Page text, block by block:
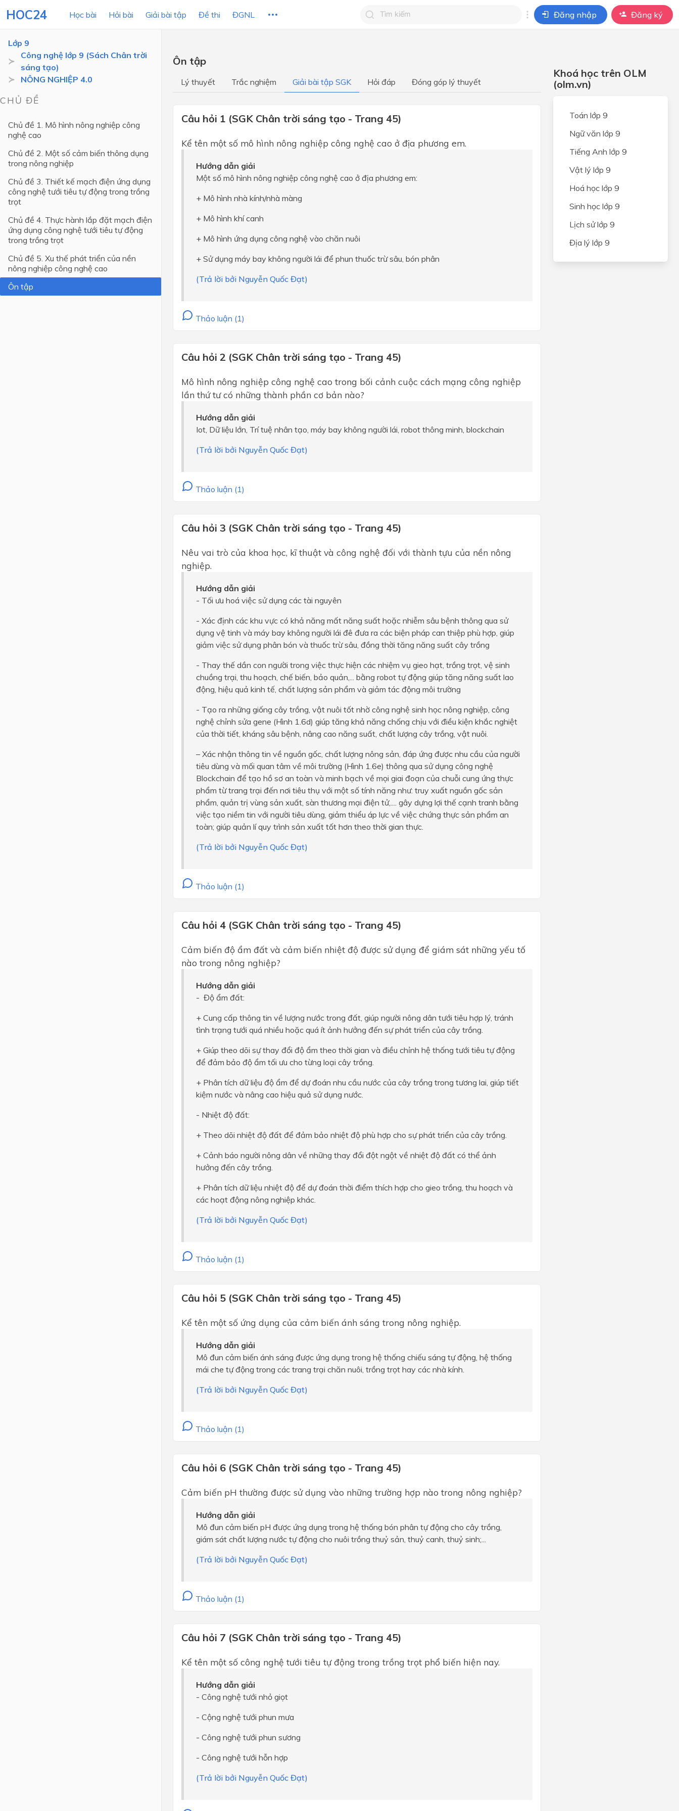
HOC24 Học bài Hỏi bài Giải bài tập Đề thi ĐGNL Đăng nhập Đăng ký
LỚP HỌC
Lớp 9
Lớp 7
Lớp 5
Lớp 4
Lớp 3
Lớp 2
Lớp 1
Lớp 9
Công nghệ lớp 9 (Sách Chân trời
sáng tạo)
NÔNG NGHIỆP 4.0
CHỦ ĐỀ
Chủ đề 1. Mô hình nông nghiệp công
nghệ cao
Chủ đề 2. Một số cảm biến thông dụng
trong nông nghiệp
Chủ đề 3. Thiết kế mạch điện ứng dụng
công nghệ tưới tiêu tự động trong trồng
trọt
Chủ đề 4. Thực hành lắp đặt mạch điện
ứng dụng công nghệ tưới tiêu tự động
trong trồng trọt
Chủ đề 5. Xu thế phát triển của nền
nông nghiệp công nghệ cao
Ôn tập
Ôn tập
Lý thuyết Trắc nghiệm Giải bài tập SGK Hỏi đáp Đóng góp lý thuyết
Câu hỏi 1 (SGK Chân trời sáng tạo - Trang 45)
Kể tên một số mô hình nông nghiệp công nghệ cao ở địa phương em.
Hướng dẫn giải
Một số mô hình nông nghiệp công nghệ cao ở địa phương em:
+ Mô hình nhà kính/nhà màng
+ Mô hình khí canh
+ Mô hình ứng dụng công nghệ vào chăn nuôi
+ Sử dụng máy bay không người lái để phun thuốc trừ sâu, bón phân
(Trả lời bởi Nguyễn Quốc Đạt)
Thảo luận (1)
Câu hỏi 2 (SGK Chân trời sáng tạo - Trang 45)
Mô hình nông nghiệp công nghệ cao trong bối cảnh cuộc cách mạng công nghiệp
lần thứ tư có những thành phần cơ bản nào?
Hướng dẫn giải
Iot, Dữ liệu lớn, Trí tuệ nhân tạo, máy bay không người lái, robot thông minh, blockchain
(Trả lời bởi Nguyễn Quốc Đạt)
Thảo luận (1)
Câu hỏi 3 (SGK Chân trời sáng tạo - Trang 45)
Nêu vai trò của khoa học, kĩ thuật và công nghệ đối với thành tựu của nền nông
nghiệp.
Hướng dẫn giải
- Tối ưu hoá việc sử dụng các tài nguyên
- Xác định các khu vực có khả năng mất năng suất hoặc nhiễm sâu bệnh thông qua sử
dụng vệ tinh và máy bay không người lái đê đưa ra các biện pháp can thiệp phù hợp, giúp
giảm việc sử dụng phân bón và thuốc trừ sâu, đồng thời tăng năng suất cây trồng
- Thay thế dần con người trong việc thực hiện các nhiệm vụ gieo hạt, trồng trọt, vệ sinh
chuồng trại, thu hoạch, chế biến, bảo quản,... bằng robot tự động giúp tăng năng suất lao
động, hiệu quả kinh tế, chất lượng sản phẩm và giảm tác động môi trường
- Tạo ra những giống cây trồng, vật nuôi tốt nhờ công nghệ sinh học nông nghiệp, công
nghệ chỉnh sửa gene (Hình 1.6d) giúp tăng khả năng chống chịu với điều kiện khắc nghiệt
của thời tiết, kháng sâu bệnh, nâng cao năng suất, chất lượng cây trồng, vật nuôi.
– Xác nhận thông tin về nguồn gốc, chất lượng nông sản, đáp ứng được nhu cầu của người
tiêu dùng và mối quan tâm về môi trường (Hình 1.6e) thông qua sử dụng công nghệ
Blockchain để tạo hồ sơ an toàn và minh bạch về mọi giai đoạn của chuỗi cung ứng thực
phẩm từ trang trại đến nơi tiêu thụ với một số tính năng như: truy xuất nguồn gốc sản
phẩm, quản trị vùng sản xuất, sàn thương mại điện tử,.... gây dựng lợi thế cạnh tranh bằng
việc tạo niềm tin với người tiêu dùng, giảm thiểu áp lực về việc chứng thực sản phẩm an
toàn; giúp quản lí quy trình sản xuất tốt hơn theo thời gian thực.
(Trả lời bởi Nguyễn Quốc Đạt)
Thảo luận (1)
Câu hỏi 4 (SGK Chân trời sáng tạo - Trang 45)
Cảm biến độ ẩm đất và cảm biến nhiệt độ được sử dụng để giám sát những yếu tố
nào trong nông nghiệp?
Hướng dẫn giải
- Độ ẩm đất:
+ Cung cấp thông tin về lượng nước trong đất, giúp người nông dân tưới tiêu hợp lý, tránh
tình trạng tưới quá nhiều hoặc quá ít ảnh hưởng đến sự phát triển của cây trồng.
+ Giúp theo dõi sự thay đổi độ ẩm theo thời gian và điều chỉnh hệ thống tưới tiêu tự động
để đảm bảo độ ẩm tối ưu cho từng loại cây trồng.
+ Phân tích dữ liệu độ ẩm để dự đoán nhu cầu nước của cây trồng trong tương lai, giúp tiết
kiệm nước và nâng cao hiệu quả sử dụng nước.
- Nhiệt độ đất:
+ Theo dõi nhiệt độ đất để đảm bảo nhiệt độ phù hợp cho sự phát triển của cây trồng.
+ Cảnh báo người nông dân về những thay đổi đột ngột về nhiệt độ đất có thể ảnh
hưởng đến cây trồng.
+ Phân tích dữ liệu nhiệt độ để dự đoán thời điểm thích hợp cho gieo trồng, thu hoạch và
các hoạt động nông nghiệp khác.
(Trả lời bởi Nguyễn Quốc Đạt)
Thảo luận (1)
Câu hỏi 5 (SGK Chân trời sáng tạo - Trang 45)
Kể tên một số ứng dụng của cảm biến ánh sáng trong nông nghiệp.
Hướng dẫn giải
Mô đun cảm biến ánh sáng được ứng dụng trong hệ thống chiếu sáng tự động, hệ thống
mái che tự động trong các trang trại chăn nuôi, trồng trọt hay các nhà kính.
(Trả lời bởi Nguyễn Quốc Đạt)
Thảo luận (1)
Câu hỏi 6 (SGK Chân trời sáng tạo - Trang 45)
Cảm biến pH thường được sử dụng vào những trường hợp nào trong nông nghiệp?
Hướng dẫn giải
Mô đun cảm biến pH được ứng dụng trong hệ thống bón phân tự động cho cây trồng,
giám sát chất lượng nước tự động cho nuôi trồng thuỷ sản, thuỷ canh, thuỷ sinh;...
(Trả lời bởi Nguyễn Quốc Đạt)
Thảo luận (1)
Câu hỏi 7 (SGK Chân trời sáng tạo - Trang 45)
Kể tên một số công nghệ tưới tiêu tự động trong trồng trọt phổ biến hiện nay.
Hướng dẫn giải
- Công nghệ tưới nhỏ giọt
- Cộng nghệ tưới phun mưa
- Công nghệ tưới phun sương
- Công nghệ tưới hỗn hợp
(Trả lời bởi Nguyễn Quốc Đạt)
Khoá học trên OLM
(olm.vn)
Toán lớp 9
Ngữ văn lớp 9
Tiếng Anh lớp 9
Vật lý lớp 9
Hoá học lớp 9
Sinh học lớp 9
Lịch sử lớp 9
Địa lý lớp 9